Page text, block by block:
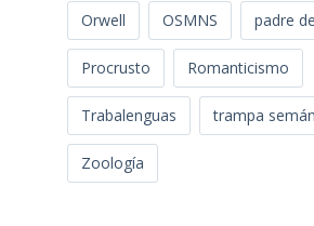
Orwell OSMNS padre
Procrusto Romanticismo
Trabalenguas trampa
Zoología